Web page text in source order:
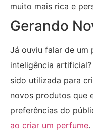
muito mais rica e
Gerando
Já ouviu falar de um
inteligência artificial?
sido utilizada para
novos produtos que
preferências do
ao criar um perfume.